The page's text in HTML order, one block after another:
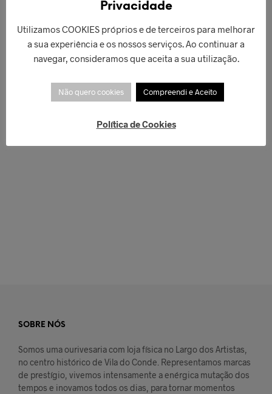
SOBRE NÓS
Somos uma ourivesaria com loja física no Largo dos Artistas,
no centro histórico de Vila do Conde. Representamos marcas
de prestígio, vivemos intensamente a enérgica mutação dos
tempos e inovamos todos os dias, para tornar momentos
Privacidade
Utilizamos COOKIES próprios e de terceiros para melhorar
a sua experiência e os nossos serviços. Ao continuar a
navegar, consideramos que aceita a sua utilização.
Não quero cookies Compreendi e Aceito
Política de Cookies